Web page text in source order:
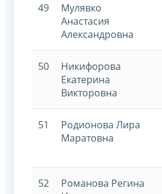
49
Мулявко
Анастасия
Александровна
50
Никифорова
Екатерина
Викторовна
51
Родионова Лира
Маратовна
52
Романова Регина